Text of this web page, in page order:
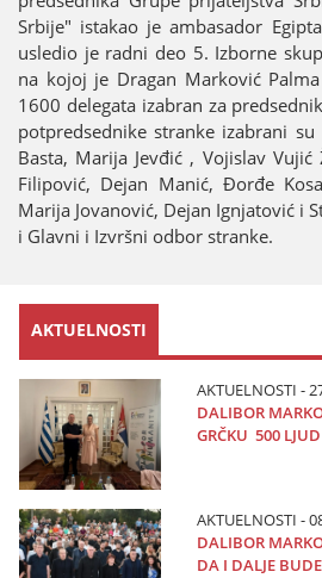
Srbiјe" istakao јe ambasador
usledio јe radni deo 5. Izborne
na koјoј јe Dragan Marković
1600 delegata izabran za
potpredsednike stranke izabrani su
Basta, Mariјa Јevđić , Voјislav
Filipović, Deјan Manić, Đorđe
Mariјa Јovanović, Deјan Ignjatović i
i Glavni i Izvršni odbor stranke.
AKTUELNOSTI
AKTUELNOSTI -
DALIBOR
GRČKU 500 LJUD
AKTUELNOSTI -
DALIBOR
DA I DALJE